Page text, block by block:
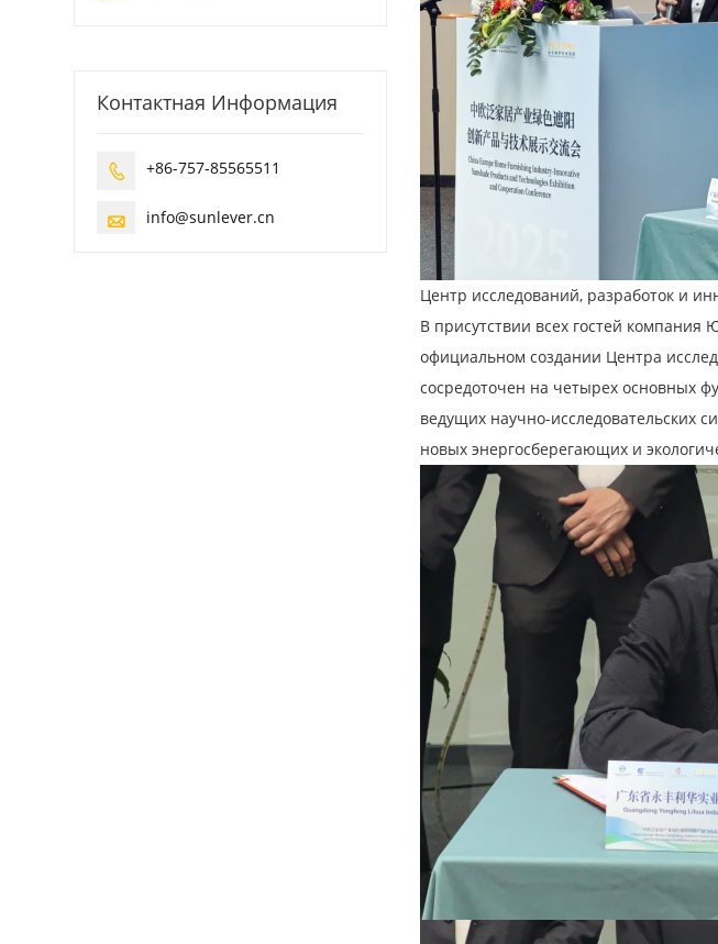
Центр исследований, разработок и
В присутствии всех гостей
официальном создании Центра
сосредоточен на четырех основных
ведущих научно-исследовательских
новых энергосберегающих и
Контактная Информация
 +86-757-85565511
 info@sunlever.cn